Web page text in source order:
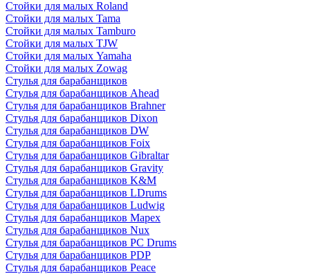
Стойки для малых Roland
Стойки для малых Tama
Стойки для малых Tamburo
Стойки для малых TJW
Стойки для малых Yamaha
Стойки для малых Zowag
Стулья для барабанщиков
Стулья для барабанщиков Ahead
Стулья для барабанщиков Brahner
Стулья для барабанщиков Dixon
Стулья для барабанщиков DW
Стулья для барабанщиков Foix
Стулья для барабанщиков Gibraltar
Стулья для барабанщиков Gravity
Стулья для барабанщиков K&M
Стулья для барабанщиков LDrums
Стулья для барабанщиков Ludwig
Стулья для барабанщиков Mapex
Стулья для барабанщиков Nux
Стулья для барабанщиков PC Drums
Стулья для барабанщиков PDP
Стулья для барабанщиков Peace